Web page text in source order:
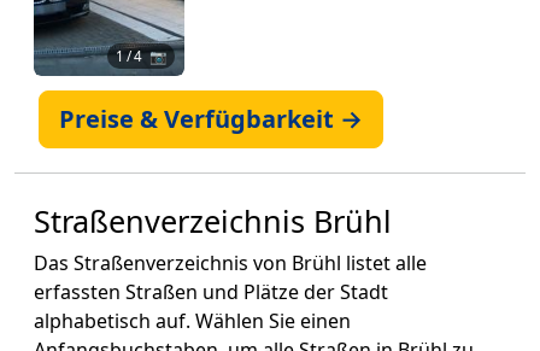
1/ 4 📷
Preise & Verfügbarkeit →
Straßenverzeichnis Brühl
Das Straßenverzeichnis von Brühl listet alle
erfassten Straßen und Plätze der Stadt
alphabetisch auf. Wählen Sie einen